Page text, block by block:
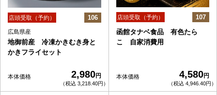
店頭受取（予約） 106
広島県産
地御前産 冷凍かきむき身と
かきフライセット
本体価格 2,980円
（税込 3,218.40円）
店頭受取（予約） 107
函館タナベ食品 有色たら
こ 自家消費用
本体価格 4,580円
（税込 4,946.40円）